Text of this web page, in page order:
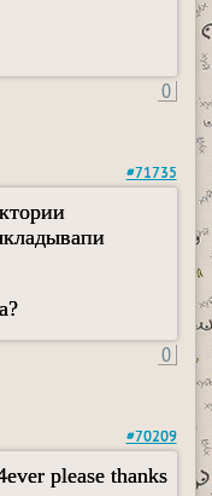
0
#71735
0
#70209
please thanks